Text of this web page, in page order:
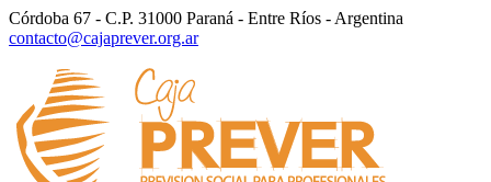
Córdoba 67 - C.P. 31000 Paraná - Entre Ríos - Argentina
contacto@cajaprever.org.ar